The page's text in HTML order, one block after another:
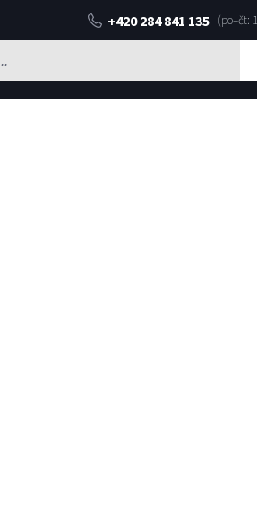
+420 284 841 135